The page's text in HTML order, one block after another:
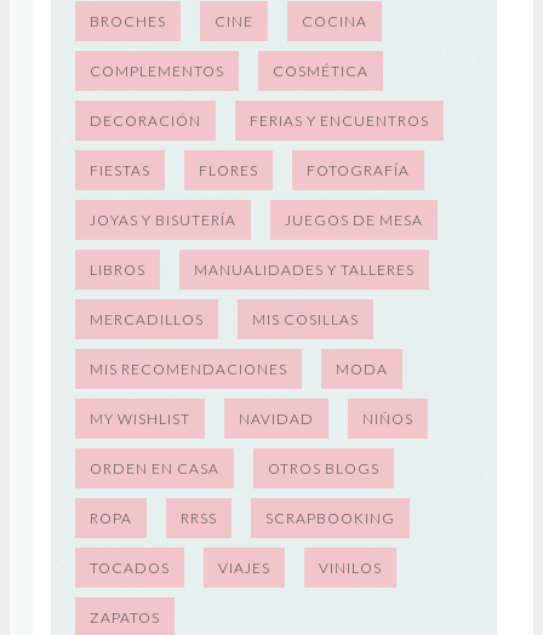
BROCHES CINE COCINA
COMPLEMENTOS COSMÉTICA
DECORACIÓN FERIAS Y ENCUENTROS
FIESTAS FLORES FOTOGRAFÍA
JOYAS Y BISUTERÍA JUEGOS DE MESA
LIBROS MANUALIDADES Y TALLERES
MERCADILLOS MIS COSILLAS
MIS RECOMENDACIONES MODA
MY WISHLIST NAVIDAD NIÑOS
ORDEN EN CASA OTROS BLOGS
ROPA RRSS SCRAPBOOKING
TOCADOS VIAJES VINILOS
ZAPATOS